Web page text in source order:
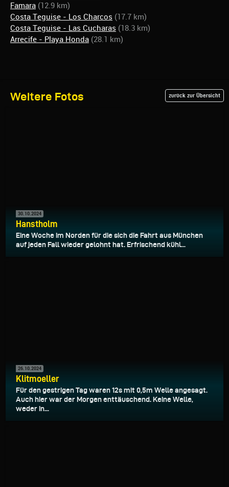
Famara (12.9 km)
Costa Teguise - Los Charcos (17.7 km)
Costa Teguise - Las Cucharas (18.3 km)
Arrecife - Playa Honda (28.1 km)
Weitere Fotos zurück zur Übersicht
30.10.2024
Hanstholm
Eine Woche im Norden für die sich die Fahrt aus München
auf jeden Fall wieder gelohnt hat. Erfrischend kühl...
26.10.2024
Klitmoeller
Für den gestrigen Tag waren 12s mit 0,5m Welle angesagt.
Auch hier war der Morgen enttäuschend. Keine Welle,
weder in...